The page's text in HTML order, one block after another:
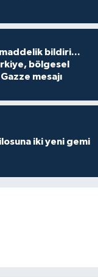
bildiri...
bölgesel
mesajı
iki yeni gemi